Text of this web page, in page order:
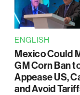
ENGLISH
Mexico Could
GM Corn Ban
Appease US,
and Avoid